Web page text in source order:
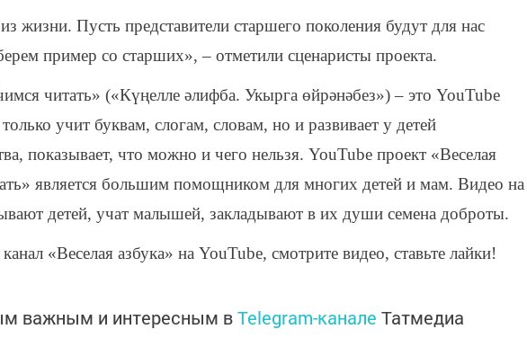
жизни. Пусть представители старшего поколения будут для нас
пример со старших», – отметили сценаристы проекта.
читать» («Күңелле әлифба. Укырга өйрәнәбез») – это YouTube
учит буквам, слогам, словам, но и развивает у детей
показывает, что можно и чего нельзя. YouTube проект «Веселая
является большим помощником для многих детей и мам. Видео на
детей, учат малышей, закладывают в их души семена доброты.
«Веселая азбука» на YouTube, смотрите видео, ставьте лайки!
важным и интересным вTelegram-канале Татмедиа